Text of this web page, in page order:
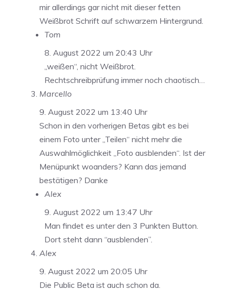
mir allerdings gar nicht mit dieser fetten
Weißbrot Schrift auf schwarzem Hintergrund.
Tom
8. August 2022 um 20:43 Uhr
„weißen“, nicht Weißbrot.
Rechtschreibprüfung immer noch chaotisch…
Marcello
9. August 2022 um 13:40 Uhr
Schon in den vorherigen Betas gibt es bei
einem Foto unter „Teilen“ nicht mehr die
Auswahlmöglichkeit „Foto ausblenden“. Ist der
Menüpunkt woanders? Kann das jemand
bestätigen? Danke
Alex
9. August 2022 um 13:47 Uhr
Man findet es unter den 3 Punkten Button.
Dort steht dann “ausblenden”.
Alex
9. August 2022 um 20:05 Uhr
Die Public Beta ist auch schon da.